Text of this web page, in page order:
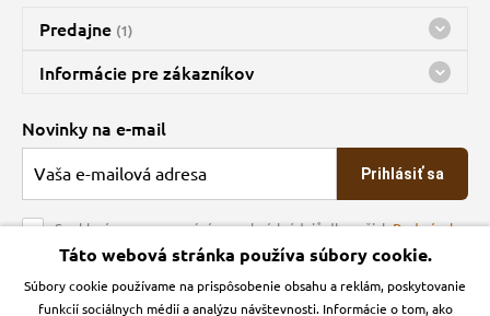
Predajne (1)
Predajňa a sklad Kbely
Bohužiaľ, momentálne máme zatvorené
Informácie pre zákazníkov
O spoločnosti
Veľkoobchod
Obchodné podmienky
Kontakt
Podmienky ochrany osobných údajov
Novinky na e-mail
Prihlásiť sa
Souhlasím se zpracováním osobních údajů dle našichPodmínek
ochrany osobních údajů
Krmiva Pučálka na sociálnych sieťach
Táto webová stránka používa súbory cookie.
Súbory cookie používame na prispôsobenie obsahu a reklám, poskytovanie
funkcií sociálnych médií a analýzu návštevnosti. Informácie o tom, ako